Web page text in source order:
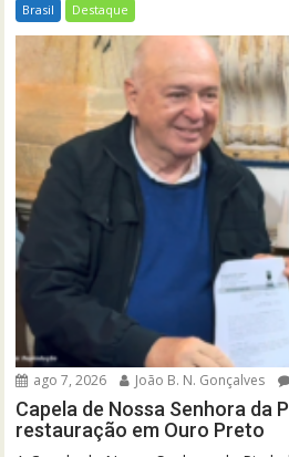
Brasil Destaque
ago 7, 2026 João B. N. Gonçalves
Capela de Nossa Senhora da
restauração em Ouro Preto